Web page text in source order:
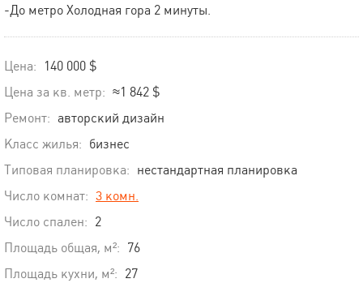
-До метро Холодная гора 2 минуты.
Цена:
140 000 $
Цена за кв. метр: ≈1 842 $
Ремонт: авторский дизайн
Класс жилья: бизнес
Типовая планировка: нестандартная планировка
Число комнат: 3 комн.
Число спален: 2
Площадь общая, м²: 76
Площадь кухни, м²: 27